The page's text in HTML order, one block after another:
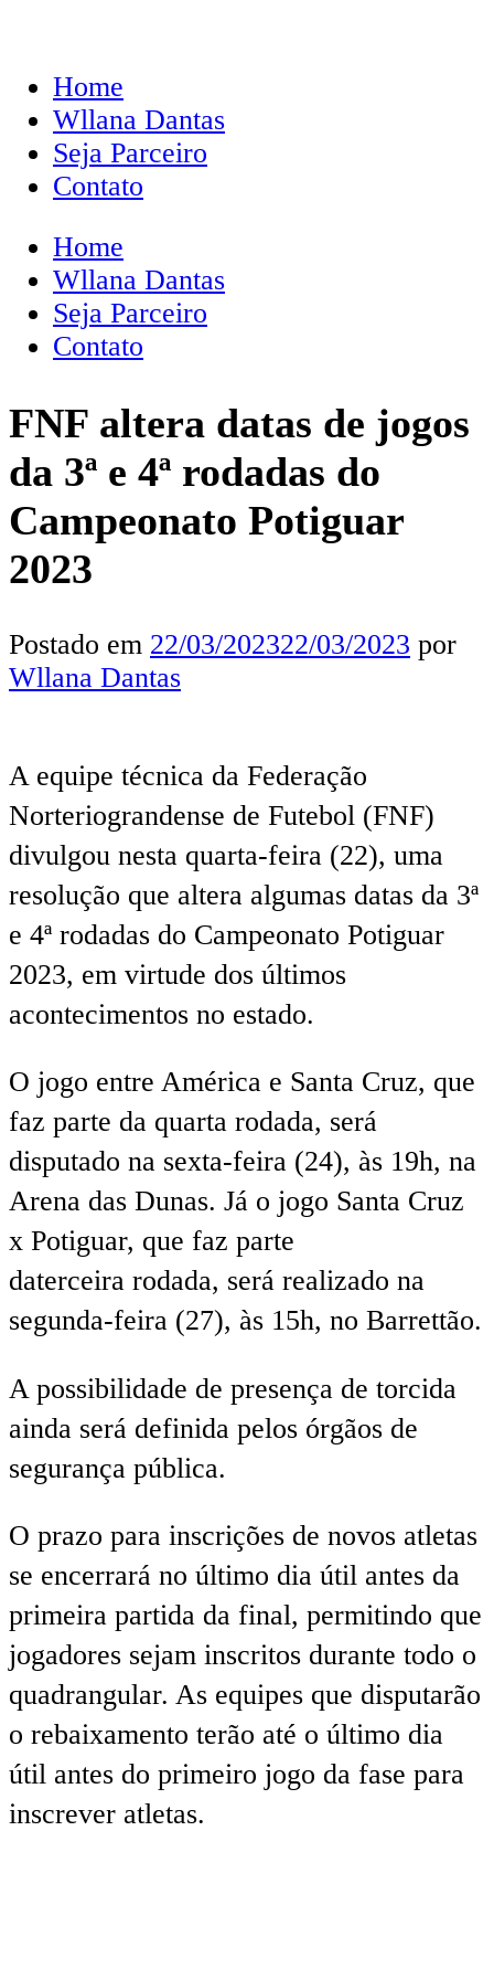
Home
Wllana Dantas
Seja Parceiro
Contato
Home
Wllana Dantas
Seja Parceiro
Contato
FNF altera datas de jogos
da 3ª e 4ª rodadas do
Campeonato Potiguar
2023
Postado em 22/03/202322/03/2023 por
Wllana Dantas
A equipe técnica da Federação
Norteriograndense de Futebol (FNF)
divulgou nesta quarta-feira (22), uma
resolução que altera algumas datas da 3ª
e 4ª rodadas do Campeonato Potiguar
2023, em virtude dos últimos
acontecimentos no estado.
O jogo entre América e Santa Cruz, que
faz parte da quarta rodada, será
disputado na sexta-feira (24), às 19h, na
Arena das Dunas. Já o jogo Santa Cruz
x Potiguar, que faz parte
daterceira rodada, será realizado na
segunda-feira (27), às 15h, no Barrettão.
A possibilidade de presença de torcida
ainda será definida pelos órgãos de
segurança pública.
O prazo para inscrições de novos atletas
se encerrará no último dia útil antes da
primeira partida da final, permitindo que
jogadores sejam inscritos durante todo o
quadrangular. As equipes que disputarão
o rebaixamento terão até o último dia
útil antes do primeiro jogo da fase para
inscrever atletas.